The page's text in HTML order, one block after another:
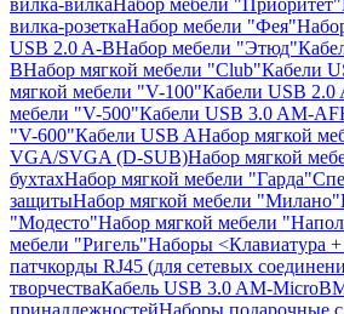
вилка-вилкаНабор мебели "Приоритет"
вилка-розеткаНабор мебели "Фея"
USB 2.0 A-BНабор мебели "Этюд"
BНабор мягкой мебели "Club"Кабели
мягкой мебели "V-100"Кабели USB 2.0
мебели "V-500"Кабели USB 3.0 AM-AF
"V-600"Кабели USB AНабор мягкой
VGA/SVGA (D-SUB)Набор мягкой
бухтахНабор мягкой мебели "Гарда"
защитыНабор мягкой мебели "Милано"
"Модесто"Набор мягкой мебели
мебели "Ригель"Наборы <Клавиатура
патчкорды RJ45 (для сетевых
творчестваКабель USB 3.0 AM-
принадлежностейНаборы подарочные с